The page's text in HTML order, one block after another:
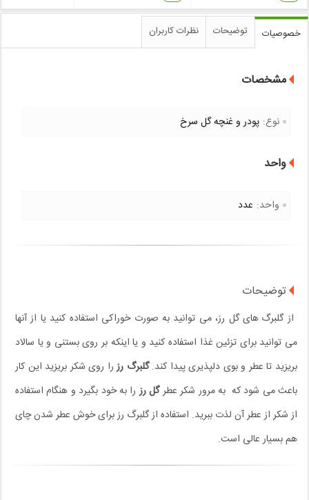
خصوصیات توضیحات نظرات کاربران
مشخصات
نوع: پودر و غنچه گل سرخ
واحد
واحد: عدد
توضیحات
از گلبرگ های گل رز، می توانید به صورت خوراکی استفاده کنید یا از آنها
می توانید برای تزئین غذا استفاده کنید و یا اینکه بر روی بستنی و یا سالاد
بریزید تا عطر و بوی دلپذیری پیدا کند.گلبرگ رزرا روی شکر بریزید این کار
باعث می شود که به مرور شکر عطرگل رزرا به خود بگیرد و هنگام استفاده
از شکر از عطر آن لذت ببرید. استفاده از گلبرگ رز برای خوش عطر شدن چای
هم بسیار عالی است.